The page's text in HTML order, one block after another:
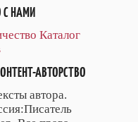
С НАМИ
Каталог
АВТОРСТВО
автора.